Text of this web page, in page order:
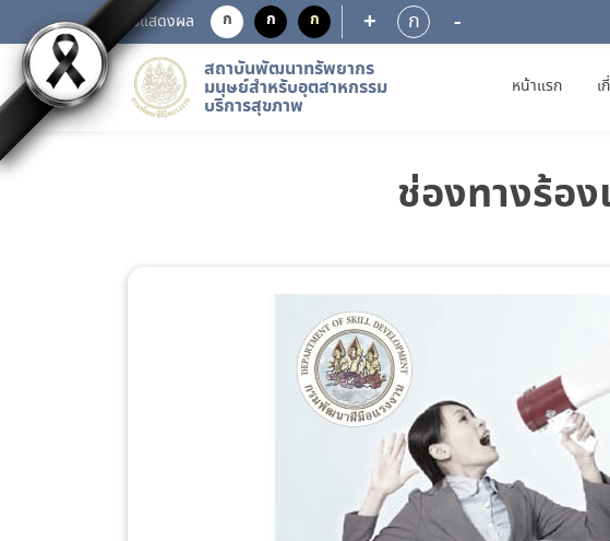
การแสดงผล ก ก ก + ก -
สถาบันพัฒนาทรัพยากร
มนุษย์สำหรับอุตสาหกรรม
บริการสุขภาพ
หน้าแรก เ
ช่องทางร้อ